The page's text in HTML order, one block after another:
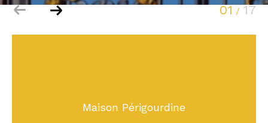
01 / 17
Maison Périgourdine